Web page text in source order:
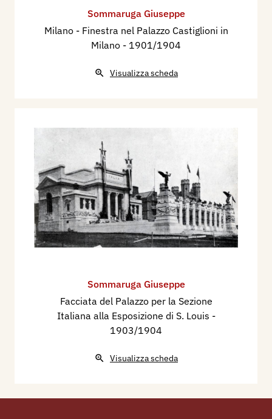
Sommaruga Giuseppe
Milano - Finestra nel Palazzo Castiglioni in
Milano - 1901/1904
Visualizza scheda
Sommaruga Giuseppe
Facciata del Palazzo per la Sezione
Italiana alla Esposizione di S. Louis -
1903/1904
Visualizza scheda